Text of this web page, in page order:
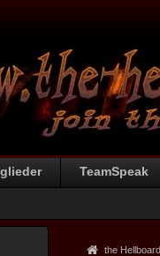
TeamSpeak
the Hellboard